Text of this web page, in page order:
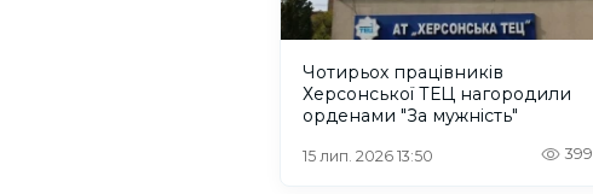
Чотирьох працівників
Херсонської ТЕЦ нагородили
орденами "За мужність"
15 лип. 2026 13:50 399